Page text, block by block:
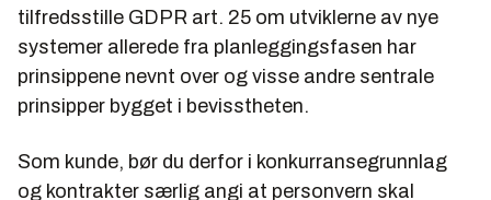
tilfredsstille GDPR art. 25 om utviklerne av nye
systemer allerede fra planleggingsfasen har
prinsippene nevnt over og visse andre sentrale
prinsipper bygget i bevisstheten.
Som kunde, bør du derfor i konkurransegrunnlag
og kontrakter særlig angi at personvern skal